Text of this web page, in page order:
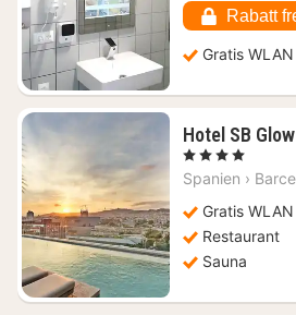
Rabatt
Gratis WLAN
Hotel SB
, 4 Sterne
Spanien ›
Gratis WLAN
Restaurant
Sauna